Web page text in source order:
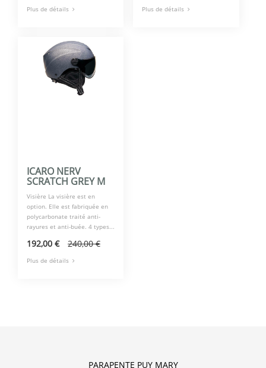
Plus de détails Plus de détails
ICARO NERV
SCRATCH GREY M
Visière La visière est en
option. Elle est fabriquée en
polycarbonate traité anti-
rayures et anti-buée. 4 types...
192,00 € 240,00 €
Plus de détails
PARAPENTE PUY MARY